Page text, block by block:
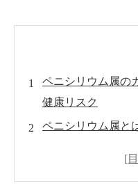
ペニシリウム属の
健康リスク
ペニシリウム属と